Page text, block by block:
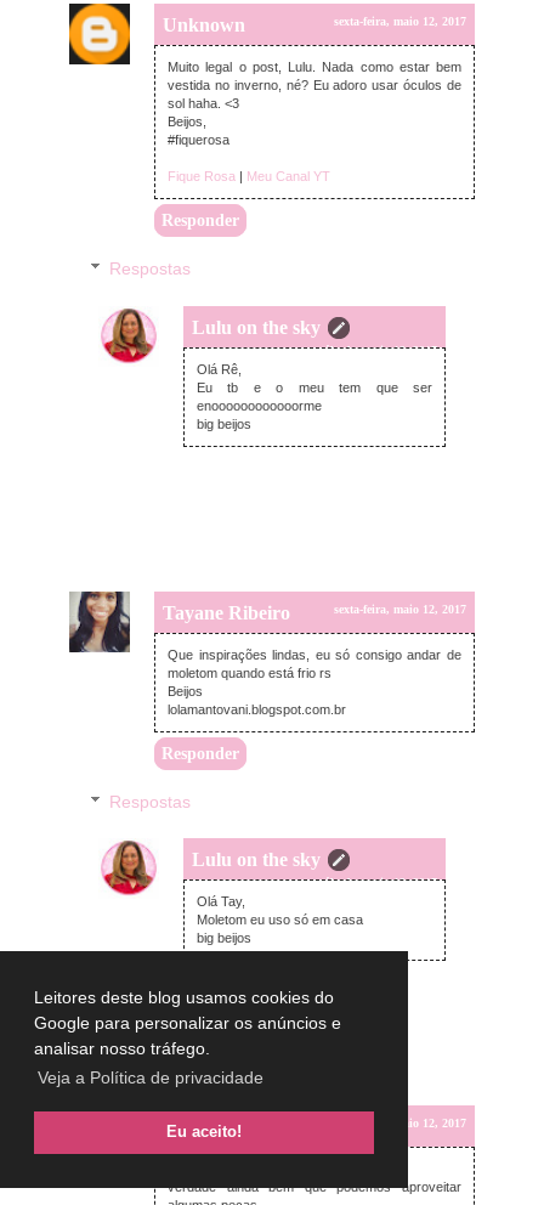
Leitores deste blog usamos cookies do
Google para personalizar os anúncios e
analisar nosso tráfego.
Veja a Política de privacidade
Eu aceito!
Unknown sexta-feira, maio 12, 2017
Muito legal o post, Lulu. Nada como estar bem
vestida no inverno, né? Eu adoro usar óculos de
sol haha. <3
Beijos,
#fiquerosa
Fique Rosa | Meu Canal YT
Responder
Respostas
Lulu on the sky
sábado, maio 13, 2017
Olá Rê,
Eu tb e o meu tem que ser
enoooooooooooorme
big beijos
Tayane Ribeiro sexta-feira, maio 12, 2017
Que inspirações lindas, eu só consigo andar de
moletom quando está frio rs
Beijos
lolamantovani.blogspot.com.br
Responder
Respostas
Lulu on the sky
sábado, maio 13, 2017
Olá Tay,
Moletom eu uso só em casa
big beijos
Unknown sexta-feira, maio 12, 2017
verdade ainda bem que podemos aproveitar